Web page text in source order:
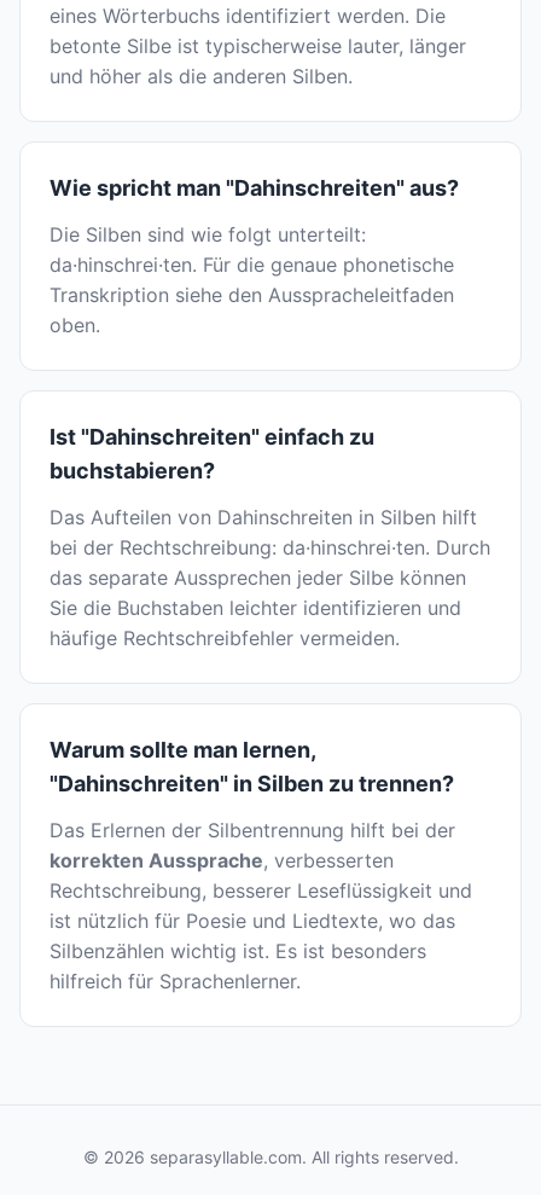
eines Wörterbuchs identifiziert werden. Die
betonte Silbe ist typischerweise lauter, länger
und höher als die anderen Silben.
Wie spricht man "Dahinschreiten" aus?
Die Silben sind wie folgt unterteilt:
da·hinschrei·ten. Für die genaue phonetische
Transkription siehe den Ausspracheleitfaden
oben.
Ist "Dahinschreiten" einfach zu
buchstabieren?
Das Aufteilen von Dahinschreiten in Silben hilft
bei der Rechtschreibung: da·hinschrei·ten. Durch
das separate Aussprechen jeder Silbe können
Sie die Buchstaben leichter identifizieren und
häufige Rechtschreibfehler vermeiden.
Warum sollte man lernen,
"Dahinschreiten" in Silben zu trennen?
Das Erlernen der Silbentrennung hilft bei der
korrekten Aussprache, verbesserten
Rechtschreibung, besserer Leseflüssigkeit und
ist nützlich für Poesie und Liedtexte, wo das
Silbenzählen wichtig ist. Es ist besonders
hilfreich für Sprachenlerner.
© 2026 separasyllable.com. All rights reserved.